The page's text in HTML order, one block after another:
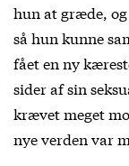
hun at græde,
så hun kunne
fået en ny
sider af sin
krævet meget
nye verden var